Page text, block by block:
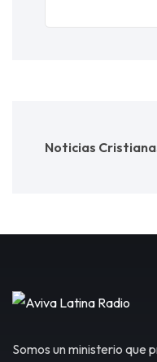
Noticias
Somos un ministerio que